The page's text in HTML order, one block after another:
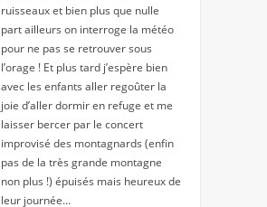
ruisseaux et bien plus que nulle
part ailleurs on interroge la météo
pour ne pas se retrouver sous
l’orage ! Et plus tard j’espère bien
avec les enfants aller regoûter la
joie d’aller dormir en refuge et me
laisser bercer par le concert
improvisé des montagnards (enfin
pas de la très grande montagne
non plus !) épuisés mais heureux de
leur journée…